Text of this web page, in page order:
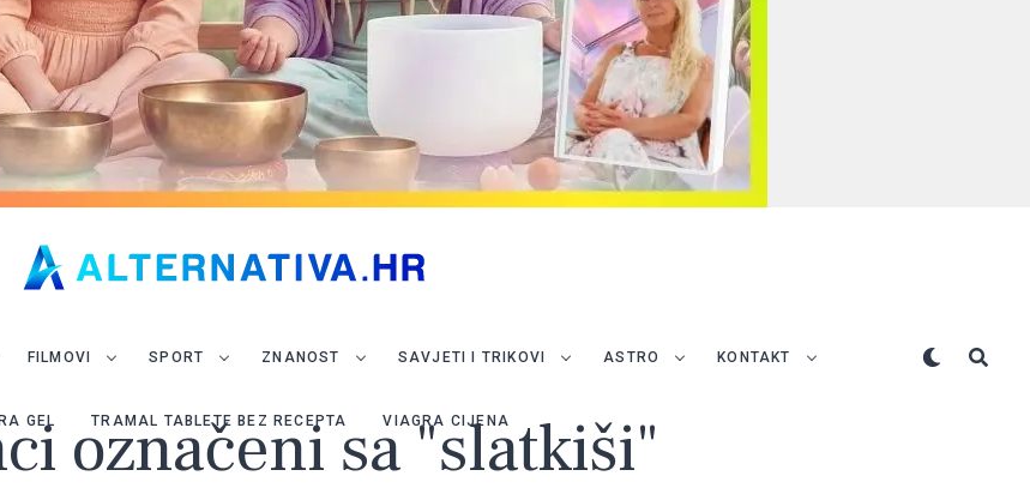
FILMOVI SPORT ZNANOST SAVJETI I TRIKOVI ASTRO KONTAKT
GEL TRAMAL TABLETE BEZ RECEPTA VIAGRA CIJENA
označeni sa "slatkiši"